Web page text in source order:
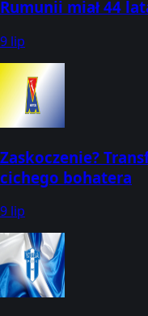
Rumunii miał 44
9 lip
Zaskoczenie?
cichego bohatera
9 lip